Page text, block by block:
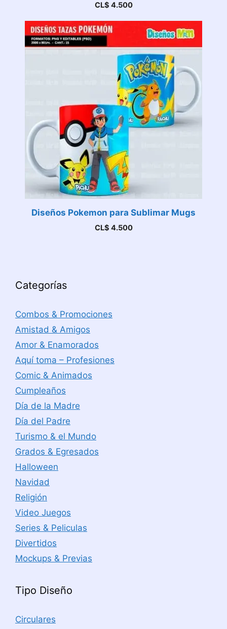
CL$ 4.500
Diseños Pokemon para Sublimar Mugs
CL$ 4.500
Categorías
Combos & Promociones
Amistad & Amigos
Amor & Enamorados
Aquí toma – Profesiones
Comic & Animados
Cumpleaños
Día de la Madre
Día del Padre
Turismo & el Mundo
Grados & Egresados
Halloween
Navidad
Religión
Video Juegos
Series & Peliculas
Divertidos
Mockups & Previas
Tipo Diseño
Circulares